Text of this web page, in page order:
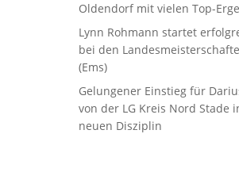
Oldendorf mit vielen Top-
Lynn Rohmann startet
bei den
(Ems)
Gelungener Einstieg für
von der LG Kreis Nord Stade
neuen Disziplin